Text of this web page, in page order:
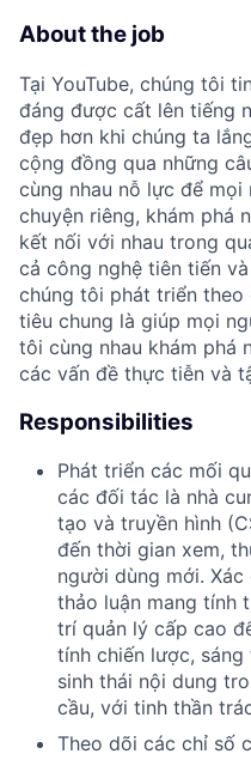
About the job
Tại YouTube, chúng tôi
đáng được cất lên tiếng
đẹp hơn khi chúng ta
cộng đồng qua những
cùng nhau nỗ lực để
chuyện riêng, khám phá
kết nối với nhau trong
cả công nghệ tiên tiến
chúng tôi phát triển theo
tiêu chung là giúp mọi
tôi cùng nhau khám phá
các vấn đề thực tiễn và
Responsibilities
Phát triển các mối
các đối tác là nhà
tạo và truyền hình
đến thời gian xem,
người dùng mới.
thảo luận mang tính
trí quản lý cấp cao
tính chiến lược,
sinh thái nội dung
cầu, với tinh thần
​Theo dõi các chỉ số